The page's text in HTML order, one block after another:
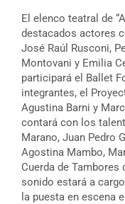
El elenco teatral de
destacados actores
José Raúl Rusconi,
Montovani y Emilia
participará el Ballet
integrantes, el
Agustina Barni y
contará con los
Marano, Juan Pedro
Agostina Mambo,
Cuerda de Tambores
sonido estará a
la puesta en escena